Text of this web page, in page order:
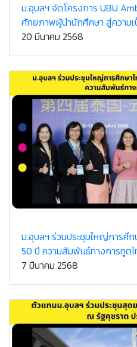
ม.อุบลฯ จัดโครงการ UBU
ศักยภาพผู้นำนักศึกษา สู่ความ
20 มีนาคม 2568
ม.อุบลฯ ร่วมประชุมใหญ่การศึ
50 ปี ความสัมพันธ์ทางการทูต
7 มีนาคม 2568